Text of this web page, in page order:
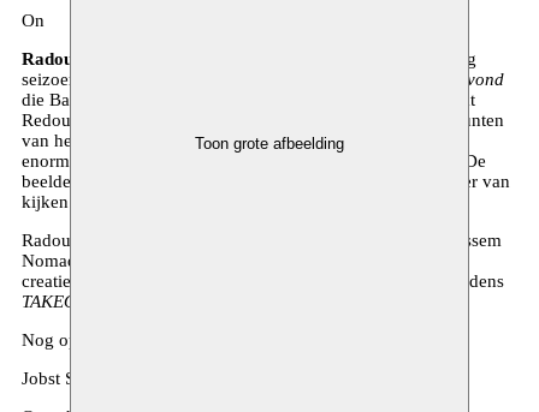
Toon grote afbeelding
On
Radouan Mriziga
studeerde in 2012 af aan P.A.R.T.S. Vorig
seizoen werkte hij mee aan de voorstelling
Half Elf Zomeravond
die Bart Meuleman bij het Toneelhuis maakte. Met
werkt
Redouan aan zijn eerste eigen creatie. Een van de vertrekpunten
van het werk is de vraag hoe we worden beïnvloed door de
enorme beeldenstroom die we voortdurend binnenkrijgen. De
beelden bepalen ons niet alleen, ze vormen ook onze manier van
kijken. Maar is dat we denken te zien altijd waar?
Radouan Mriziga werd in residentie uitgenodigd door Moussem
Nomadisch Kunstencentrum om te werken aan deze eerste
creatie. Het resultaat brengt hij in een eerste toonmoment tijdens
TAKEOVER
Nog op het programma die avond:
Jobst Schnibbe en Jorre Vandenbussche – Neotopia